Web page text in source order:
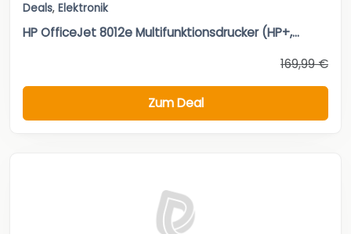
Deals, Elektronik
HP OfficeJet 8012e Multifunktionsdrucker (HP+,...
169,99 €
Zum Deal